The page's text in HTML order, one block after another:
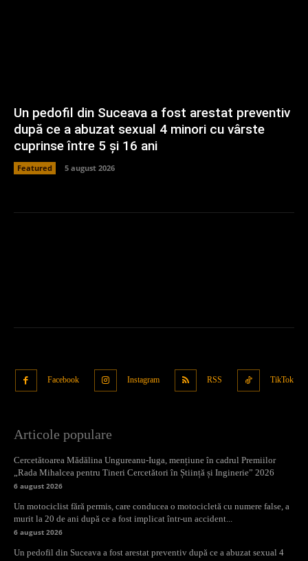
Un pedofil din Suceava a fost arestat preventiv
după ce a abuzat sexual 4 minori cu vârste
cuprinse între 5 și 16 ani
Featured 5 august 2026
Facebook Instagram RSS TikTok
Articole populare
Cercetătoarea Mădălina Ungureanu-Iuga, mențiune în cadrul Premiilor
„Rada Mihalcea pentru Tineri Cercetători în Știință și Inginerie” 2026
6 august 2026
Un motociclist fără permis, care conducea o motocicletă cu numere false, a
murit la 20 de ani după ce a fost implicat într-un accident...
6 august 2026
Un pedofil din Suceava a fost arestat preventiv după ce a abuzat sexual 4